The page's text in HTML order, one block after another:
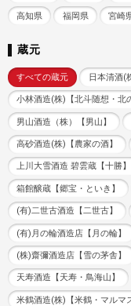
高知県 福岡県 宮崎
蔵元
すべての蔵元 日本清酒(
小林酒造(株)【北斗随想・北
男山酒造（株）【男山】
高砂酒造(株)【農家の酒】
上川大雪酒造 碧雲蔵【十勝】
箱館醸蔵【郷宝・といき】
(有)二世古酒造【二世古】
(有)月の輪酒造店【月の輪】
(株)齋彌酒造店【雪の茅舎】
天寿酒造【天寿・鳥海山】
米鶴酒造(株)【米鶴・マルマ